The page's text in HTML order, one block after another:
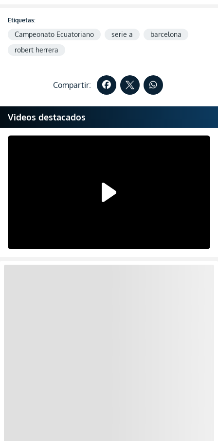
Etiquetas:
Campeonato Ecuatoriano serie a
barcelona
robert herrera
Compartir:
Videos destacados